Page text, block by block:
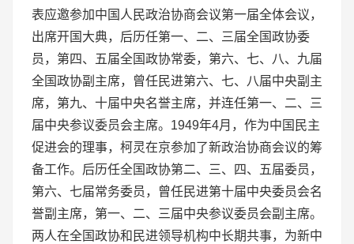
表应邀参加中国人民政治协商会议第一届全体会议，
出席开国大典，后历任第一、二、三届全国政协委
员，第四、五届全国政协常委，第六、七、八、九届
全国政协副主席，曾任民进第六、七、八届中央副主
席，第九、十届中央名誉主席，并连任第一、二、三
届中央参议委员会主席。1949年4月，作为中国民主
促进会的理事，柯灵在京参加了新政治协商会议的筹
备工作。后历任全国政协第二、三、四、五届委员，
第六、七届常务委员，曾任民进第十届中央委员会名
誉副主席，第一、二、三届中央参议委员会副主席。
两人在全国政协和民进领导机构中长期共事，为新中